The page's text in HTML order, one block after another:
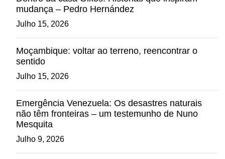
mudança – Pedro Hernández
Julho 15, 2026
Moçambique: voltar ao terreno, reencontrar o
sentido
Julho 15, 2026
Emergência Venezuela: Os desastres naturais
não têm fronteiras – um testemunho de Nuno
Mesquita
Julho 9, 2026